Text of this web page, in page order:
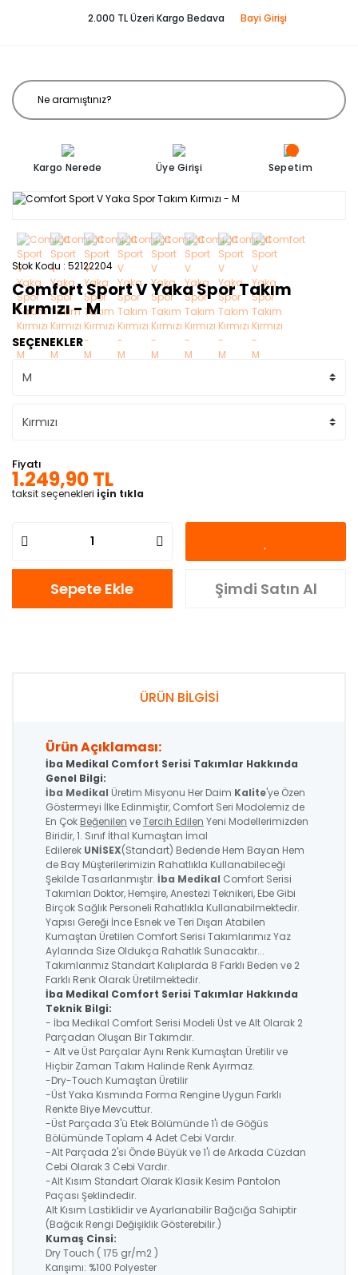
2.000 TL Üzeri Kargo Bedava Bayi Girişi
Kargo Nerede Üye Girişi Sepetim
Stok Kodu 52122204
Comfort Sport V Yaka Spor Takım
Kırmızı - M
SEÇENEKLER
Fiyatı
1.249,90 TL
taksit seçenekleri için tıkla
Sepete Ekle Şimdi Satın Al
ÜRÜN BİLGİSİ
Ürün Açıklaması:
İba Medikal Comfort Serisi Takımlar Hakkında
Genel Bilgi:
İba Medikal Üretim Misyonu Her Daim Kalite'ye Özen
Göstermeyi İlke Edinmiştir, Comfort Seri Modolemiz de
En Çok Beğenilen veTercih Edilen Yeni Modellerimizden
Biridir, 1. Sınıf İthal Kumaştan İmal
Edilerek UNİSEX(Standart) Bedende Hem Bayan Hem
de Bay Müşterilerimizin Rahatlıkla Kullanabileceği
Şekilde Tasarlanmıştır. İba Medikal Comfort Serisi
Takımları Doktor, Hemşire, Anestezi Teknikeri, Ebe Gibi
Birçok Sağlık Personeli Rahatlıkla Kullanabilmektedir.
Yapısı Gereği İnce Esnek ve Teri Dışarı Atabilen
Kumaştan Üretilen Comfort Serisi Takımlarımız Yaz
Aylarında Size Oldukça Rahatlık Sunacaktır...
Takımlarımız Standart Kalıplarda 8 Farklı Beden ve 2
Farklı Renk Olarak Üretilmektedir.
İba Medikal Comfort Serisi Takımlar Hakkında
Teknik Bilgi:
- İba Medikal Comfort Serisi Modeli Üst ve Alt Olarak 2
Parçadan Oluşan Bir Takımdır.
- Alt ve Üst Parçalar Aynı Renk Kumaştan Üretilir ve
Hiçbir Zaman Takım Halinde Renk Ayırmaz.
-Dry-Touch Kumaştan Üretilir
-Üst Yaka Kısmında Forma Rengine Uygun Farklı
Renkte Biye Mevcuttur.
-Üst Parçada 3'ü Etek Bölümünde 1'i de Göğüs
Bölümünde Toplam 4 Adet Cebi Vardır.
-Alt Parçada 2'si Önde Büyük ve 1'i de Arkada Cüzdan
Cebi Olarak 3 Cebi Vardır.
-Alt Kısım Standart Olarak Klasik Kesim Pantolon
Paçası Şeklindedir.
Alt Kısım Lastiklidir ve Ayarlanabilir Bağcığa Sahiptir
(Bağcık Rengi Değişiklik Gösterebilir.)
Kumaş Cinsi:
Dry Touch ( 175 gr/m2 )
Karışımı: %100 Polyester